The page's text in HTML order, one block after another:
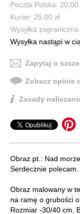
Poczta Polska: 20,00
Kurier: 25,00 zł
Wysyłka
Wysyłka nastąpi w
Zapytaj o
Zobacz opinie
Zasady
Obraz pt.: Nad
Serdecznie
Obraz malowany w
na ramę o grubości
Rozmiar -30/40 cm.